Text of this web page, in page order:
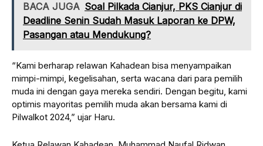
BACA JUGA Soal Pilkada Cianjur, PKS Cianjur di
Deadline Senin Sudah Masuk Laporan ke DPW,
Pasangan atau Mendukung?
“Kami berharap relawan Kahadean bisa menyampaikan
mimpi-mimpi, kegelisahan, serta wacana dari para pemilih
muda ini dengan gaya mereka sendiri. Dengan begitu, kami
optimis mayoritas pemilih muda akan bersama kami di
Pilwalkot 2024,” ujar Haru.